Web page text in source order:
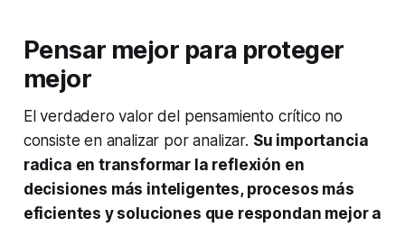
Pensar mejor para proteger
mejor
El verdadero valor del pensamiento crítico no
consiste en analizar por analizar. Su importancia
radica en transformar la reflexión en
decisiones más inteligentes, procesos más
eficientes y soluciones que respondan mejor a